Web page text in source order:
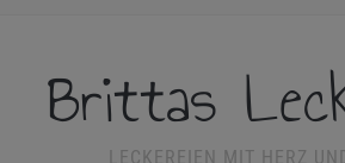
Brittas
LECKEREIEN MIT HERZ